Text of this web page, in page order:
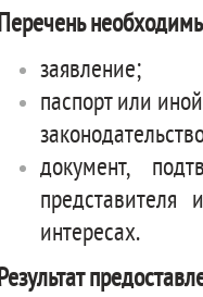
заявление;
паспорт или
документ,
интересах.